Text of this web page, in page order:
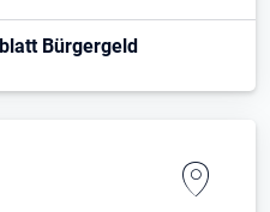
Bürgergeld